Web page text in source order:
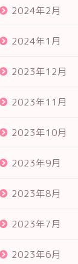
2024年2月
2024年1月
2023年12月
2023年11月
2023年10月
2023年9月
2023年8月
2023年7月
2023年6月